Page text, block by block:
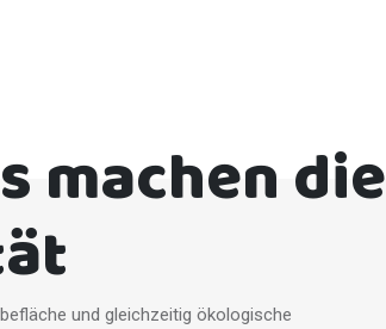
machen die
und gleichzeitig ökologische